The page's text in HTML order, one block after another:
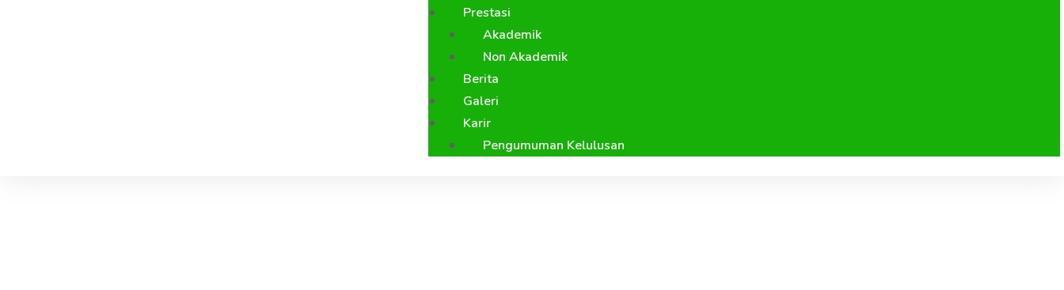
Prestasi
Akademik
Non Akademik
Berita
Galeri
Karir
Pengumuman Kelulusan